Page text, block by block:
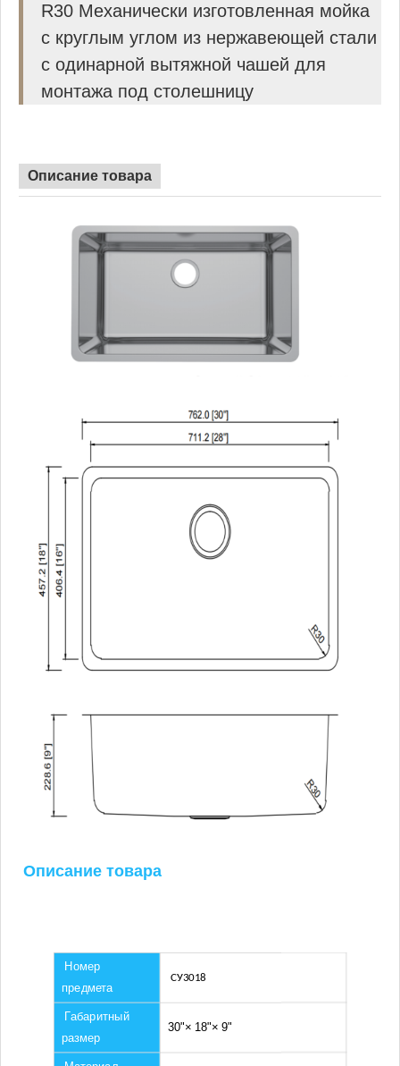
R30 Механически изготовленная мойка
с круглым углом из нержавеющей стали
с одинарной вытяжной чашей для
монтажа под столешницу
Описание товара
Описание товара
Номер
предмета
СУ3018
Габаритный
размер
30"× 18"× 9"